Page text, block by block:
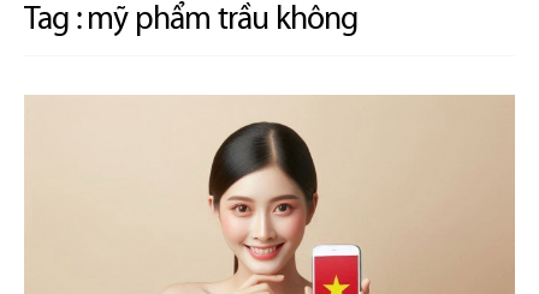
Tag : mỹ phẩm trầu không